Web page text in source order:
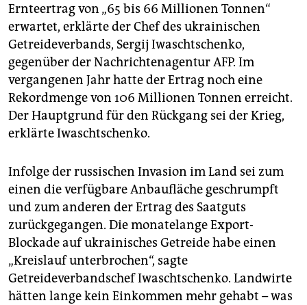
Ernteertrag von „65 bis 66 Millionen Tonnen“
erwartet, erklärte der Chef des ukrainischen
Getreideverbands, Sergij Iwaschtschenko,
gegenüber der Nachrichtenagentur AFP. Im
vergangenen Jahr hatte der Ertrag noch eine
Rekordmenge von 106 Millionen Tonnen erreicht.
Der Hauptgrund für den Rückgang sei der Krieg,
erklärte Iwaschtschenko.
Infolge der russischen Invasion im Land sei zum
einen die verfügbare Anbaufläche geschrumpft
und zum anderen der Ertrag des Saatguts
zurückgegangen. Die monatelange Export-
Blockade auf ukrainisches Getreide habe einen
„Kreislauf unterbrochen“, sagte
Getreideverbandschef Iwaschtschenko. Landwirte
hätten lange kein Einkommen mehr gehabt – was